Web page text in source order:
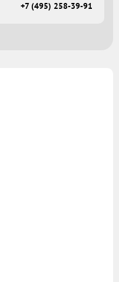
+7 (495) 258-39-91